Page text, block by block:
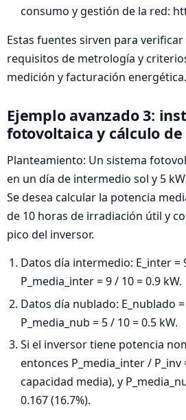
consumo y gestión de la red:
Estas fuentes sirven para
requisitos de metrología y
medición y facturación energética.
Ejemplo avanzado 3:
fotovoltaica y cálculo
Planteamiento: Un sistema
en un día de intermedio sol y 5
Se desea calcular la potencia
de 10 horas de irradiación útil y
pico del inversor.
Datos día intermedio: E_inter =
P_media_inter = 9 / 10 = 0.9 kW.
Datos día nublado: E_nublado
P_media_nub = 5 / 10 = 0.5 kW.
Si el inversor tiene potencia
entonces P_media_inter / P_inv
capacidad media), y
0.167 (16.7%).